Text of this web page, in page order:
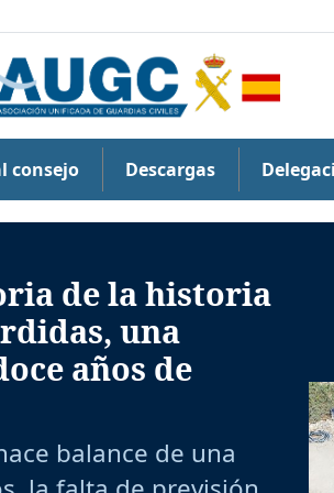
consejo Descargas
de la historia
una
años de
balance de una